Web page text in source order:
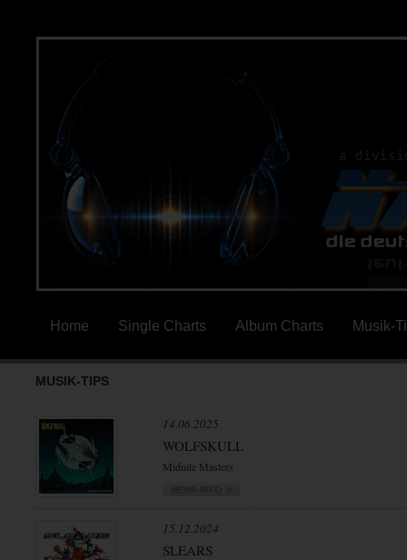
Home Single Charts Album Charts Musik-
MUSIK-TIPS
14.06.2025
WOLFSKULL
Midnite Masters
15.12.2024
SLEARS